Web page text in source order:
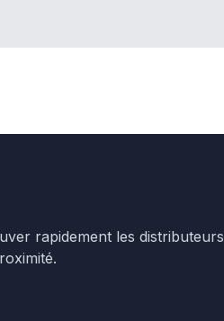
rapidement les distributeurs